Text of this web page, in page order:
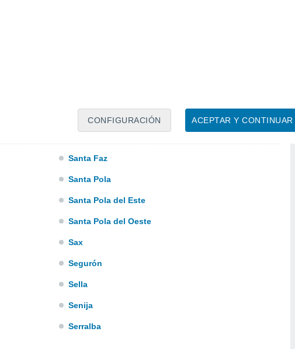
ACEPTAR Y CONTINUAR
CONFIGURACIÓN
Santa Faz
Santa Pola
Santa Pola del Este
Santa Pola del Oeste
Sax
Segurón
Sella
Senija
Serralba